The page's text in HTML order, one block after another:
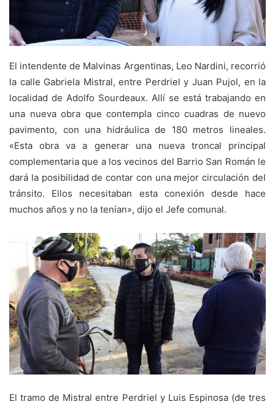
El intendente de Malvinas Argentinas, Leo Nardini, recorrió
la calle Gabriela Mistral, entre Perdriel y Juan Pujol, en la
localidad de Adolfo Sourdeaux. Allí se está trabajando en
una nueva obra que contempla cinco cuadras de nuevo
pavimento, con una hidráulica de 180 metros lineales.
«Esta obra va a generar una nueva troncal principal
complementaria que a los vecinos del Barrio San Román le
dará la posibilidad de contar con una mejor circulación del
tránsito. Ellos necesitaban esta conexión desde hace
muchos años y no la tenían», dijo el Jefe comunal.
El tramo de Mistral entre Perdriel y Luis Espinosa (de tres